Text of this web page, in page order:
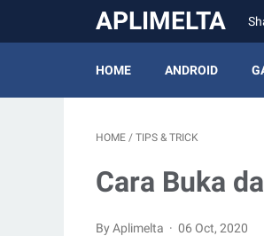
APLIMELTA
HOME ANDROID
HOME / TIPS & TRICK
Cara Buka
By Aplimelta 06 Oct, 2020